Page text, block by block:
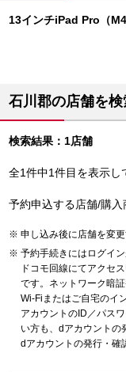
13インチiPad Pro（
石川郡の店舗を
検索結果：1店舗
全1件中1件目を表示し
予約申込する店舗/購入
申し込み後に店舗を変
予約手続きにはログイン
ドコモ回線にてアクセ
です。ネットワーク暗
Wi-Fiまたはご自宅のイ
アカウントのID／パス
い方も、dアカウントの
dアカウントの発行・確